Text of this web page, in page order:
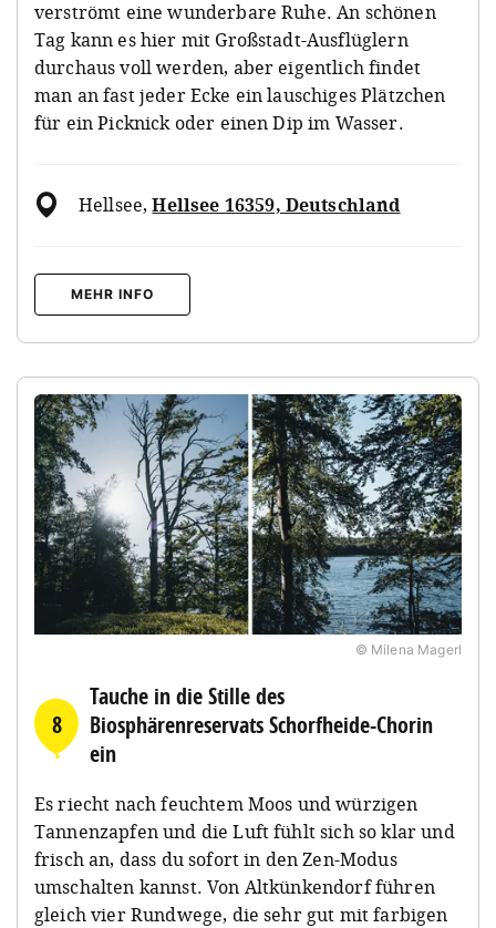
verströmt eine wunderbare Ruhe. An schönen
Tag kann es hier mit Großstadt-Ausflüglern
durchaus voll werden, aber eigentlich findet
man an fast jeder Ecke ein lauschiges Plätzchen
für ein Picknick oder einen Dip im Wasser.
Hellsee,Hellsee 16359, Deutschland
MEHR INFO
© Milena Magerl
8
Tauche in die Stille des
Biosphärenreservats Schorfheide-Chorin
ein
Es riecht nach feuchtem Moos und würzigen
Tannenzapfen und die Luft fühlt sich so klar und
frisch an, dass du sofort in den Zen-Modus
umschalten kannst. Von Altkünkendorf führen
gleich vier Rundwege, die sehr gut mit farbigen